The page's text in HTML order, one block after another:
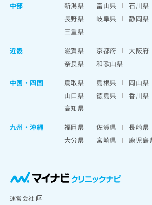
中部
新潟県 富山県 石川県
長野県
岐阜県 静岡県
三重県
近畿
滋賀県 京都府 大阪府
奈良県
和歌山県
中国・四国
鳥取県 島根県 岡山県
山口県
徳島県 香川県
高知県
九州・沖縄
福岡県 佐賀県 長崎県
大分県
宮崎県 鹿児島
運営会社